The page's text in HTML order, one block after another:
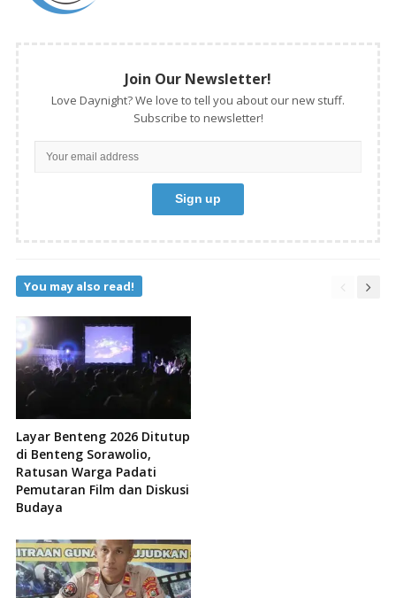
Join Our Newsletter!
Love Daynight? We love to tell you about our new stuff.
Subscribe to newsletter!
You may also read!
Layar Benteng 2026 Ditutup
di Benteng Sorawolio,
Ratusan Warga Padati
Pemutaran Film dan Diskusi
Budaya